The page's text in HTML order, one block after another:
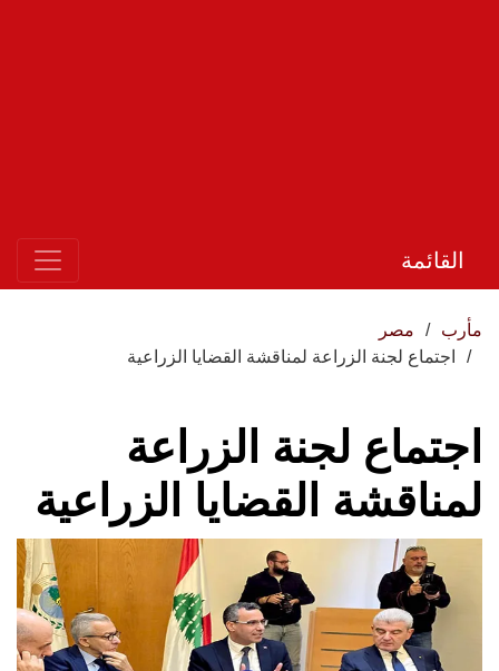
القائمة
مأرب
مصر
اجتماع لجنة الزراعة لمناقشة القضايا الزراعية
اجتماع لجنة الزراعة
لمناقشة القضايا الزراعية